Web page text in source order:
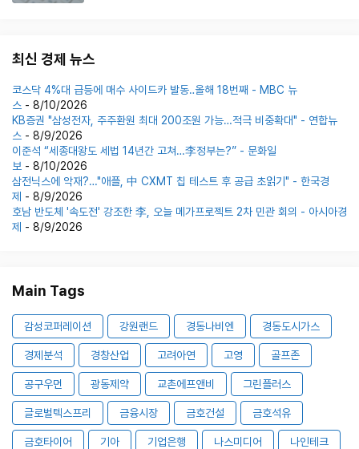
최신 경제 뉴스
코스닥 4%대 급등에 매수 사이드카 발동‥올해 18번째 - MBC 뉴
스 - 8/10/2026
KB증권 "삼성전자, 주주환원 최대 200조원 가능…적극 비중확대" - 연합뉴
스 - 8/9/2026
이준석 “세종대왕도 세법 14년간 고쳐…李정부는?” - 문화일
보 - 8/10/2026
삼전닉스에 악재?…"애플, 中 CXMT 칩 테스트 후 공급 초읽기" - 한국경
제 - 8/9/2026
호남 반도체 '속도전' 강조한 李, 오늘 메가프로젝트 2차 민관 회의 - 아시아경
제 - 8/9/2026
Main Tags
감성코퍼레이션 강원랜드 경동나비엔 경동도시가스
경제분석 경창산업 고려아연 고영 골프존
공구우먼 광동제약 교촌에프앤비 그린플러스
글로벌텍스프리 금융시장 금호건설 금호석유
금호타이어 기아 기업은행 나스미디어 나인테크